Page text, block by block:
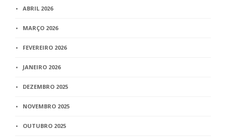
ABRIL 2026
MARÇO 2026
FEVEREIRO 2026
JANEIRO 2026
DEZEMBRO 2025
NOVEMBRO 2025
OUTUBRO 2025